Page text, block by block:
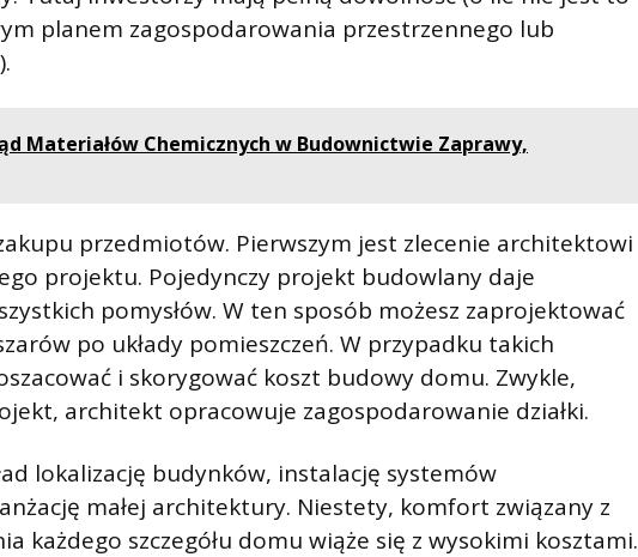
planem zagospodarowania przestrzennego lub
Materiałów Chemicznych w Budownictwie Zaprawy,
przedmiotów. Pierwszym jest zlecenie architektowi
projektu. Pojedynczy projekt budowlany daje
pomysłów. W ten sposób możesz zaprojektować
po układy pomieszczeń. W przypadku takich
i skorygować koszt budowy domu. Zwykle,
architekt opracowuje zagospodarowanie działki.
lokalizację budynków, instalację systemów
małej architektury. Niestety, komfort związany z
każdego szczegółu domu wiąże się z wysokimi kosztami.